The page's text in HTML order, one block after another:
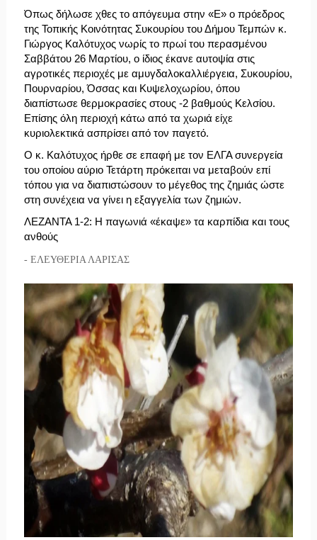
Όπως δήλωσε χθες το απόγευμα στην «Ε» ο πρόεδρος
της Τοπικής Κοινότητας Συκουρίου του Δήμου Τεμπών κ.
Γιώργος Καλότυχος νωρίς το πρωί του περασμένου
Σαββάτου 26 Μαρτίου, ο ίδιος έκανε αυτοψία στις
αγροτικές περιοχές με αμυγδαλοκαλλιέργεια, Συκουρίου,
Πουρναρίου, Όσσας και Κυψελοχωρίου, όπου
διαπίστωσε θερμοκρασίες στους -2 βαθμούς Κελσίου.
Επίσης όλη περιοχή κάτω από τα χωριά είχε
κυριολεκτικά ασπρίσει από τον παγετό.
Ο κ. Καλότυχος ήρθε σε επαφή με τον ΕΛΓΑ συνεργεία
του οποίου αύριο Τετάρτη πρόκειται να μεταβούν επί
τόπου για να διαπιστώσουν το μέγεθος της ζημιάς ώστε
στη συνέχεια να γίνει η εξαγγελία των ζημιών.
ΛΕΖΑΝΤΑ 1-2: Η παγωνιά «έκαψε» τα καρπίδια και τους
ανθούς
- ΕΛΕΥΘΕΡΙΑ ΛΑΡΙΣΑΣ